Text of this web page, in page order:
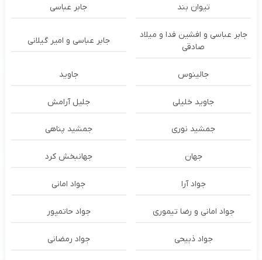
تیوان بند جابر عباسی
جابر عباسی و افشین فدا و میلاد
صادقی
جابر عباسی و امیر گیلانی
جالینوس جاوید
جاوید خلیلی جلیل آرامش
جمشید نوری جمشید پناهی
جهان جهانبخش کرد
جواد آرا جواد امانی
جواد امانی و رضا تیموری جواد حاتمپور
جواد ذبیحی جواد رمضانی